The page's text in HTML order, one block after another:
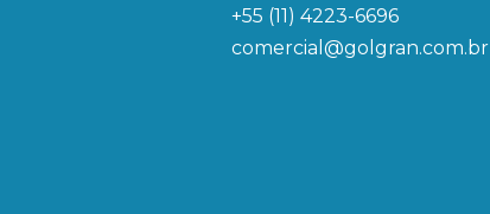
+55 (11) 4223-6696
comercial@golgran.com.br